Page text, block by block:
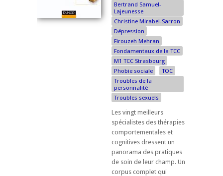
Bertrand Samuel-
Lajeunesse
Christine Mirabel-Sarron
Dépression
Firouzeh Mehran
Fondamentaux de la TCC
M1 TCC Strasbourg
Phobie sociale
TOC
Troubles de la
personnalité
Troubles sexuels
Les vingt meilleurs
spécialistes des thérapies
comportementales et
cognitives dressent un
panorama des pratiques
de soin de leur champ. Un
corpus complet qui